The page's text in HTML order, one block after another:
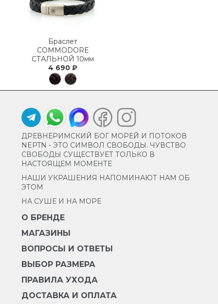
Браслет
COMMODORE
СТАЛЬНОЙ 10мм
4 690 ₽
ДРЕВНЕРИМСКИЙ БОГ МОРЕЙ И ПОТОКОВ
NEPTN - ЭТО СИМВОЛ СВОБОДЫ. ЧУВСТВО
СВОБОДЫ СУЩЕСТВУЕТ ТОЛЬКО В
НАСТОЯЩЕМ МОМЕНТЕ
НАШИ УКРАШЕНИЯ НАПОМИНАЮТ НАМ ОБ
ЭТОМ
НА СУШЕ И НА МОРЕ
О БРЕНДЕ
МАГАЗИНЫ
ВОПРОСЫ И ОТВЕТЫ
ВЫБОР РАЗМЕРА
ПРАВИЛА УХОДА
ДОСТАВКА И ОПЛАТА